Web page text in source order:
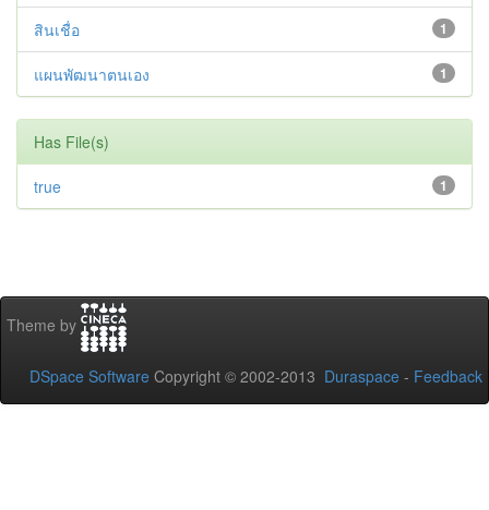
1
สินเชื่อ
1
แผนพัฒนาตนเอง
Has File(s)
1
true
Theme by
DSpace Software Copyright © 2002-2013 Duraspace - Feedback